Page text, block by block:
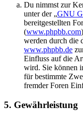
Du nimmst zur
unter der „GNU
bereitgestellten
(www.phpbb.com
werden durch die
www.phpbb.de
Einfluss auf die
wird. Sie können
für bestimmte
fremder Foren
5. Gewährleistung